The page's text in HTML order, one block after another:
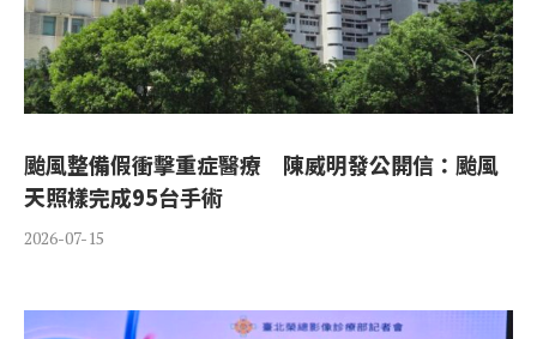
颱風整備假衝擊重症醫療 陳威明發公開信­：颱風
天照樣完成95台手術
2026-07-15